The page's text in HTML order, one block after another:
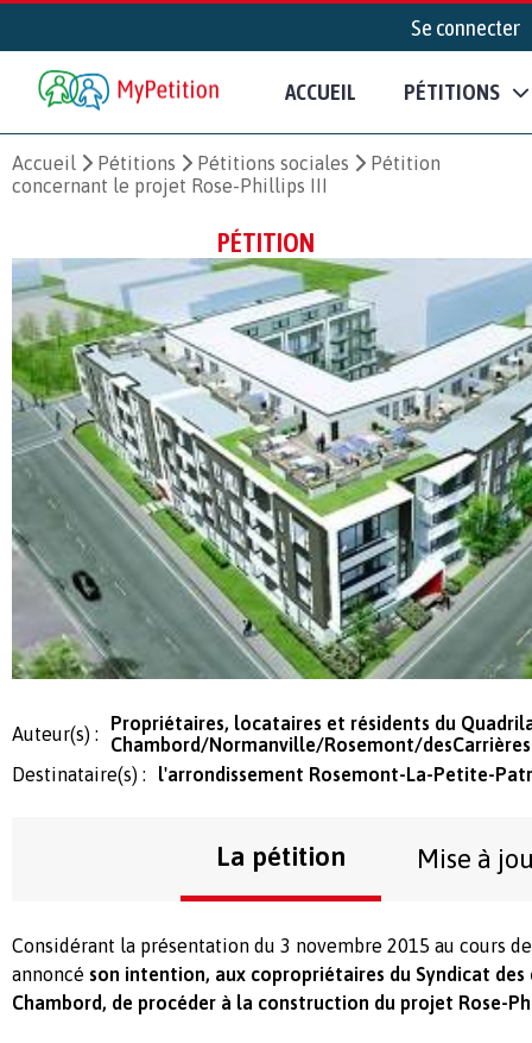
Se connecter
ACCUEIL PÉTITIONS
Accueil Pétitions Pétitions sociales
Pétition
concernant le projet Rose-Phillips III
PÉTITION
Auteur(s) :
Propriétaires, locataires et résidents du
Chambord/Normanville/Rosemont/desCarrières
Destinataire(s) :
l'arrondissement Rosemont-La-Petite-
La pétition Mise à
Considérant la présentation du 3 novembre 2015 au cours
annoncé son intention, aux copropriétaires du Syndicat
Chambord, de procéder à la construction du projet Rose-